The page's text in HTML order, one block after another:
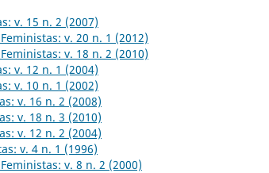
v. 15 n. 2 (2007)
v. 20 n. 1 (2012)
v. 18 n. 2 (2010)
v. 12 n. 1 (2004)
v. 10 n. 1 (2002)
v. 16 n. 2 (2008)
v. 18 n. 3 (2010)
v. 12 n. 2 (2004)
v. 4 n. 1 (1996)
v. 8 n. 2 (2000)